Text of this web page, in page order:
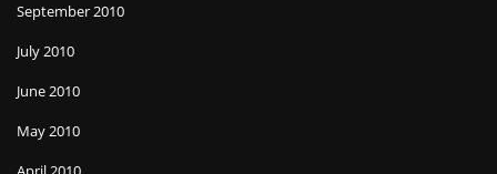
September 2010
July 2010
June 2010
May 2010